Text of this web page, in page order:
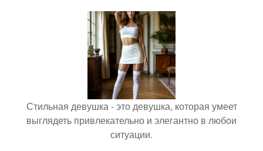
Стильная девушка - это девушка, которая умеет
выглядеть привлекательно и элегантно в любои
ситуации.